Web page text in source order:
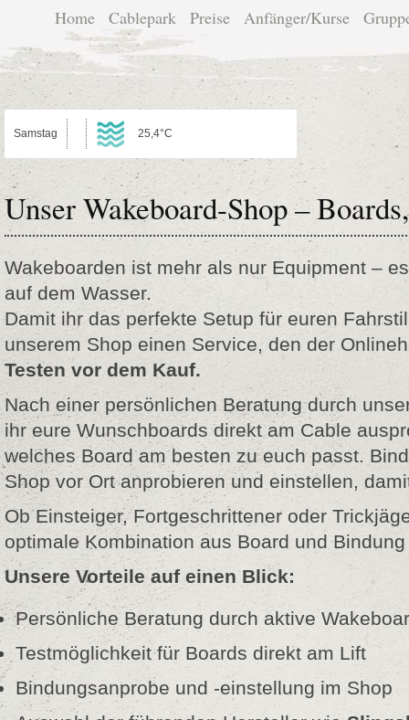
Home Cablepark Preise Anfänger/Kurse
Samstag 25,4°C
Unser Wakeboard-Shop –
Wakeboarden ist mehr als nur Equipment –
auf dem Wasser.
Damit ihr das perfekte Setup für euren
unserem Shop einen Service, den der
Testen vor dem Kauf.
Nach einer persönlichen Beratung durch
ihr eure Wunschboards direkt am Cable
welches Board am besten zu euch passt.
Shop vor Ort anprobieren und einstellen,
Ob Einsteiger, Fortgeschrittener oder
optimale Kombination aus Board und
Unsere Vorteile auf einen Blick:
Persönliche Beratung durch aktive
Testmöglichkeit für Boards direkt am Lift
Bindungsanprobe und -einstellung im Shop